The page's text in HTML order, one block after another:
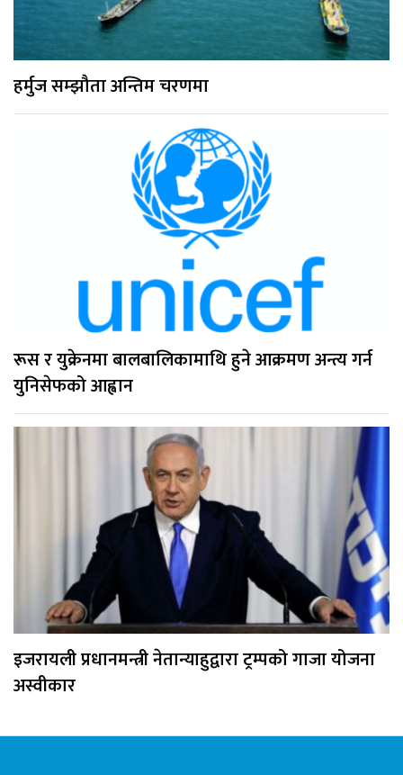
हर्मुज सम्झौता अन्तिम चरणमा
रूस र युक्रेनमा बालबालिकामाथि हुने आक्रमण अन्त्य गर्न
युनिसेफको आह्वान
इजरायली प्रधानमन्त्री नेतान्याहुद्वारा ट्रम्पको गाजा योजना
अस्वीकार